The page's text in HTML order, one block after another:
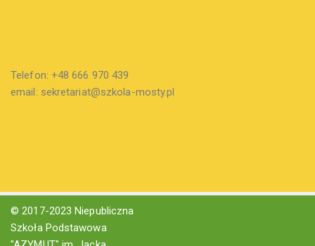
Telefon: +48 666 970 439
email: sekretariat@szkola-mosty.pl
© 2017-2023 Niepubliczna
Szkoła Podstawowa